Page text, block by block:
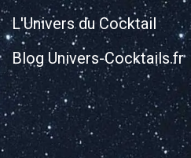
L'Univers du Cocktail
Blog Univers-Cocktails.fr